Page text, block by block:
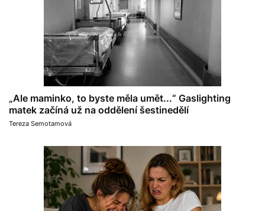
„Ale maminko, to byste měla umět...“ Gaslighting
matek začíná už na oddělení šestinedělí
Tereza Semotamová